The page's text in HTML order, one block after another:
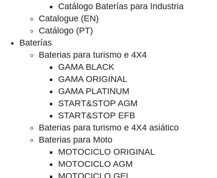
Catálogo Baterías para Industria
Catalogue (EN)
Catálogo (PT)
Baterías
Baterias para turismo e 4X4
GAMA BLACK
GAMA ORIGINAL
GAMA PLATINUM
START&STOP AGM
START&STOP EFB
Baterias para turismo e 4X4 asiático
Baterias para Moto
MOTOCICLO ORIGINAL
MOTOCICLO AGM
MOTOCICLO GEL